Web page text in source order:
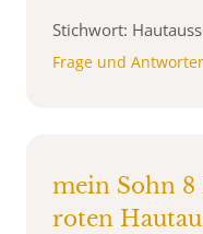
Stichwort:
Frage und
mein Sohn 8
roten